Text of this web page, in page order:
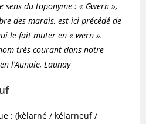
du toponyme : « Gwern »,
des marais, est ici précédé de
le fait muter en « wern ».
très courant dans notre
l’Aunaie, Launay
: (kèlarné / kélarneuf /